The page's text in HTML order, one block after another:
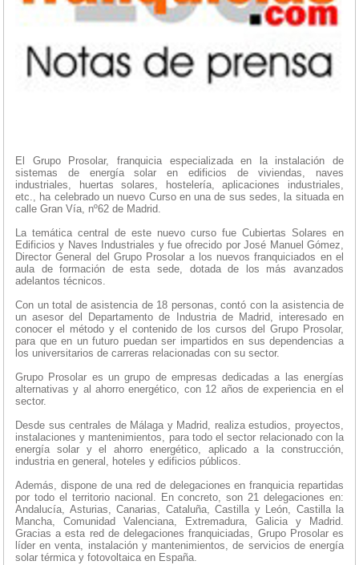
El Grupo Prosolar, franquicia especializada en la instalación de
sistemas de energía solar en edificios de viviendas, naves
industriales, huertas solares, hostelería, aplicaciones industriales,
etc., ha celebrado un nuevo Curso en una de sus sedes, la situada en
calle Gran Vía, nº62 de Madrid.
La temática central de este nuevo curso fue Cubiertas Solares en
Edificios y Naves Industriales y fue ofrecido por José Manuel Gómez,
Director General del Grupo Prosolar a los nuevos franquiciados en el
aula de formación de esta sede, dotada de los más avanzados
adelantos técnicos.
Con un total de asistencia de 18 personas, contó con la asistencia de
un asesor del Departamento de Industria de Madrid, interesado en
conocer el método y el contenido de los cursos del Grupo Prosolar,
para que en un futuro puedan ser impartidos en sus dependencias a
los universitarios de carreras relacionadas con su sector.
Grupo Prosolar es un grupo de empresas dedicadas a las energías
alternativas y al ahorro energético, con 12 años de experiencia en el
sector.
Desde sus centrales de Málaga y Madrid, realiza estudios, proyectos,
instalaciones y mantenimientos, para todo el sector relacionado con la
energía solar y el ahorro energético, aplicado a la construcción,
industria en general, hoteles y edificios públicos.
Además, dispone de una red de delegaciones en franquicia repartidas
por todo el territorio nacional. En concreto, son 21 delegaciones en:
Andalucía, Asturias, Canarias, Cataluña, Castilla y León, Castilla la
Mancha, Comunidad Valenciana, Extremadura, Galicia y Madrid.
Gracias a esta red de delegaciones franquiciadas, Grupo Prosolar es
líder en venta, instalación y mantenimientos, de servicios de energía
solar térmica y fotovoltaica en España.